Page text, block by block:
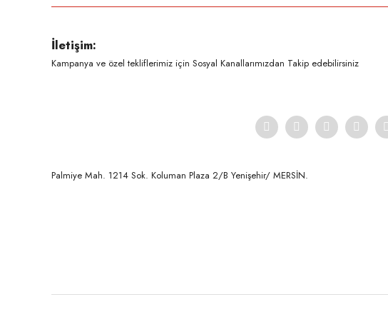
Ürün açıklamasında eksik bilgiler bulunuyor.
Ürün bilgilerinde hatalar bulunuyor.
İletişim:
Kampanya ve özel tekliflerimiz için Sosyal Kanallarımızdan Takip edebilirsiniz
Palmiye Mah. 1214 Sok. Koluman Plaza 2/B Yenişehir/ MERSİN.ㅤㅤㅤㅤㅤㅤㅤㅤㅤㅤㅤㅤㅤㅤㅤㅤㅤㅤㅤㅤㅤㅤㅤㅤㅤㅤㅤㅤㅤㅤㅤㅤㅤㅤㅤ ㅤㅤㅤㅤㅤㅤㅤㅤㅤㅤ